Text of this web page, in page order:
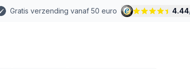
Gratis verzending vanaf 50 euro 4.44